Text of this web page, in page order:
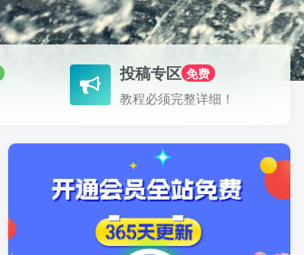
投稿专区 免费
教程必须完整详细！